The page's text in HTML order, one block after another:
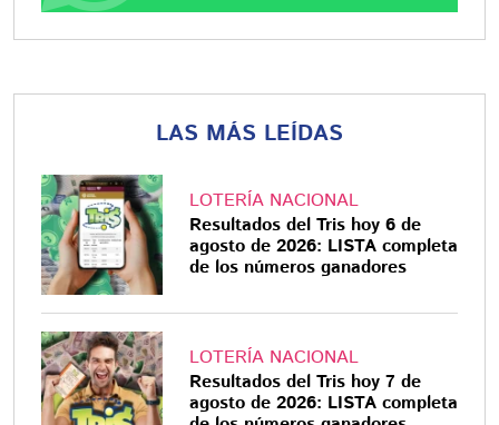
LAS MÁS LEÍDAS
LOTERÍA NACIONAL
Resultados del Tris hoy 6 de
agosto de 2026: LISTA completa
de los números ganadores
LOTERÍA NACIONAL
Resultados del Tris hoy 7 de
agosto de 2026: LISTA completa